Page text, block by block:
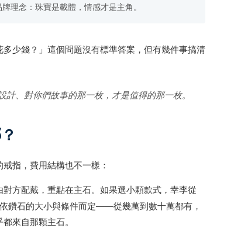
理念：珠寶是載體，情感才是主角。
少錢？」這個問題沒有標準答案，但有幾件事搞清
、對你們故事的那一枚，才是值得的那一枚。
指，費用結構也不一樣：
方配戴，重點在主石。如果選小顆款式，幸李從
鑽石的大小與條件而定——從幾萬到數十萬都有，
來自那顆主石。